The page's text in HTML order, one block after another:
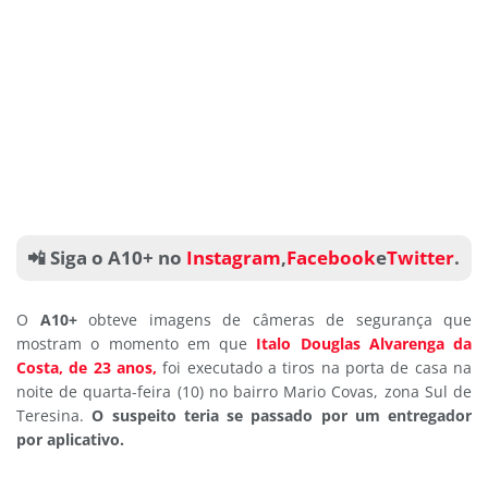
📲 Siga o A10+ no Instagram,FacebookeTwitter.
O A10+obteve imagens de câmeras de segurança que
mostram o momento em que Italo Douglas Alvarenga da
Costa, de 23 anos, foi executado a tiros na porta de casa na
noite de quarta-feira (10) no bairro Mario Covas, zona Sul de
Teresina.O suspeito teria se passado por um entregador
por aplicativo.